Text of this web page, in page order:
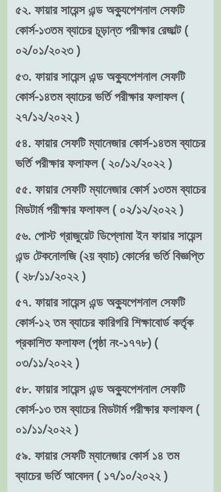
৫২. ফায়ার সায়েন্স এন্ড অক্যুপেশনাল সেফটি
কোর্স-১৩তম ব্যাচের চূড়ান্ত পরীক্ষার রেজাল্ট (
০২/০১/২০২৩ )
৫৩. ফায়ার সায়েন্স এন্ড অক্যুপেশনাল সেফটি
কোর্স-১৪তম ব্যাচের ভর্তি পরীক্ষার ফলাফল (
২৭/১২/২০২২ )
৫৪. ফায়ার সেফটি ম্যানেজার কোর্স-১৪তম ব্যাচের
ভর্তি পরীক্ষার ফলাফল ( ২০/১২/২০২২ )
৫৫. ফায়ার সেফটি ম্যানেজার কোর্স ১৩তম ব্যাচের
মিডটার্ম পরীক্ষার ফলাফল ( ০২/১২/২০২২ )
৫৬. পোস্ট গ্রাজুয়েট ডিপ্লোমা ইন ফায়ার সায়েন্স
এন্ড টেকনোলজি (২য় ব্যাচ) কোর্সের ভর্তি বিজ্ঞপ্তি
( ২৮/১১/২০২২ )
৫৭. ফায়ার সায়েন্স এন্ড অক্যুপেশনাল সেফটি
কোর্স-১২ তম ব্যাচের কারিগরি শিক্ষাবোর্ড কর্তৃক
প্রকাশিত ফলাফল (পৃষ্ঠা নং-১৭৭৮) (
০৩/১১/২০২২ )
৫৮. ফায়ার সায়েন্স এন্ড অক্যুপেশনাল সেফটি
কোর্স-১৩ তম ব্যাচের মিডটার্ম পরীক্ষার ফলাফল (
০১/১১/২০২২ )
৫৯. ফায়ার সেফটি ম্যানেজার কোর্স ১৪ তম
ব্যাচের ভর্তি আবেদন ( ১৭/১০/২০২২ )